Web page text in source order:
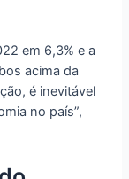
em 6,3% e a
acima da
é inevitável
no país”,